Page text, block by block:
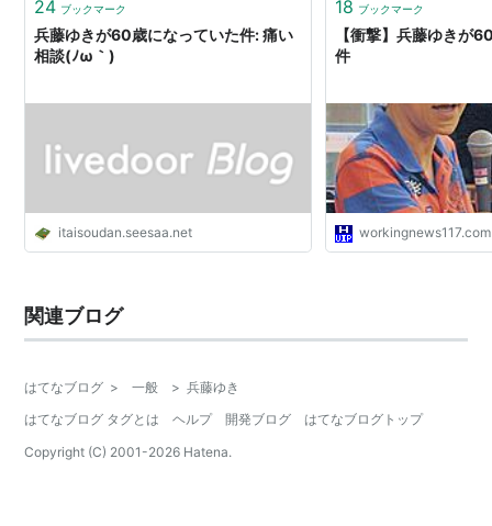
24 ブックマーク
兵藤ゆきが60歳になっていた件: 痛い
相談(ﾉω｀)
itaisoudan.seesaa.net
18 ブックマーク
【衝撃】兵藤ゆきが
件
workingnews117.com
関連ブログ
はてなブログ > 一般 > 兵藤ゆき
はてなブログ タグとは
ヘルプ 開発ブログ
はてなブログトップ
Copyright (C) 2001-2026 Hatena.